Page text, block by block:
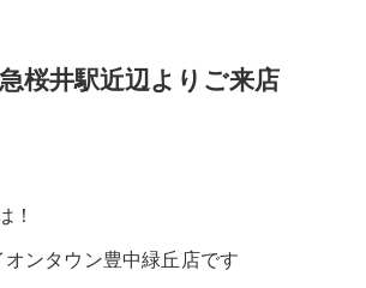
桜井駅近辺よりご来店
！
ンタウン豊中緑丘店です